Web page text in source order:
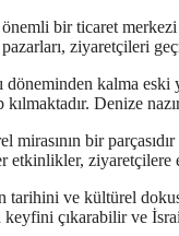
bir ticaret
ziyaretçileri
kalma eski
kılmaktadır. Denize
mirasının bir
etkinlikler, ziyaretçilere
tarihini ve kültürel
keyfini çıkarabilir ve